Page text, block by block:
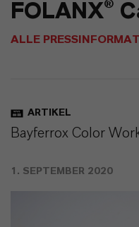
FOLANX®
ALLE
ARTIKEL
Bayferrox Color
1. SEPTEMBER 2020